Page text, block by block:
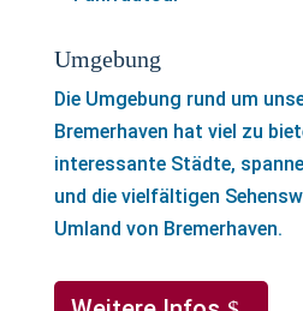
Umgebung
Die Umgebung rund um
Bremerhaven hat viel zu
interessante Städte,
und die vielfältigen
Umland von Bremerhaven.